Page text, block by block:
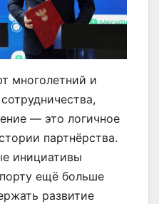
многолетний и
— это логичное
партнёрства.
инициативы
ещё больше
развитие